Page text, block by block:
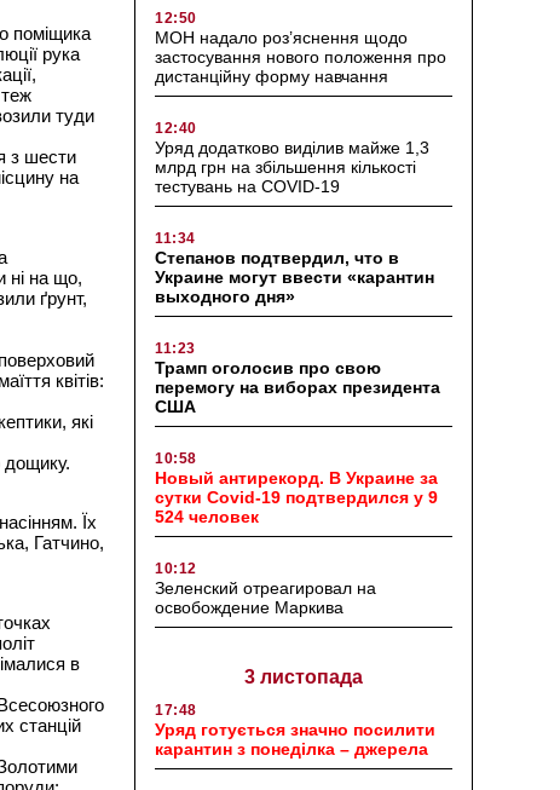
поміщика
рука
теж
туди
з шести
на
ні на що,
ґрунт,
квітів:
які
дощику.
Їх
Гатчино,
в
станцій
12:50
МОН надало роз’яснення щодо
застосування нового положення про
дистанційну форму навчання
12:40
Уряд додатково виділив майже 1,3
млрд грн на збільшення кількості
тестувань на COVID-19
11:34
Степанов подтвердил, что в
Украине могут ввести «карантин
выходного дня»
11:23
Трамп оголосив про свою
перемогу на виборах президента
США
10:58
Новый антирекорд. В Украине за
сутки Covid-19 подтвердился у 9
524 человек
10:12
Зеленский отреагировал на
освобождение Маркива
3 листопада
17:48
Уряд готується значно посилити
карантин з понеділка – джерела